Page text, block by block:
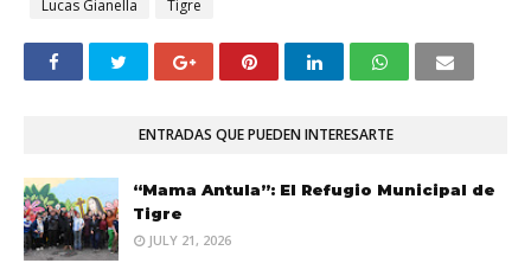
Lucas Gianella
Tigre
ENTRADAS QUE PUEDEN INTERESARTE
“Mama Antula”: El Refugio Municipal de
Tigre
JULY 21, 2026